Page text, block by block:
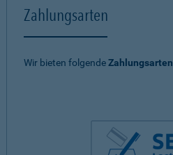
Zahlungsarten
Wir bieten folgendeZahlungsarten